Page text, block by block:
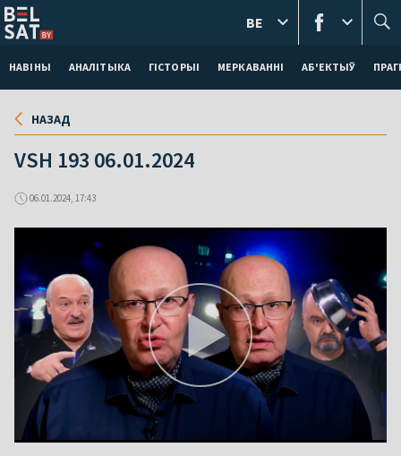
НАВІНЫ АНАЛІТЫКА ГІСТОРЫІ МЕРКАВАННI АБ'ЕКТЫЎ
BE
НАЗАД
VSH 193 06.01.2024
06.01.2024, 17:43